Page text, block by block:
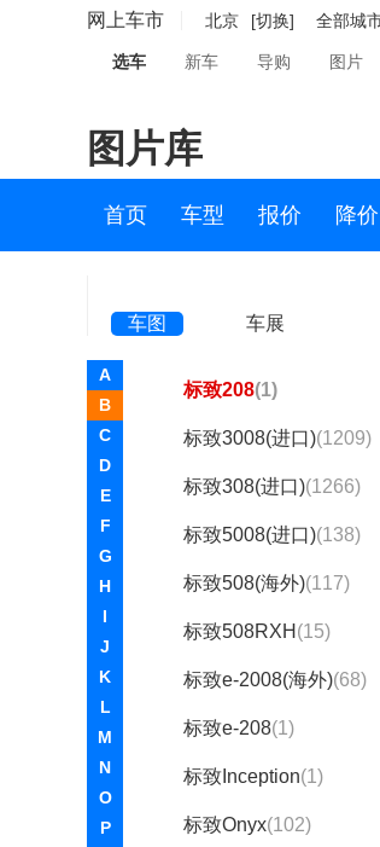
网上车市 北京 [切换] 全部城
选车 新车 导购 图片
图片库
首页 车型 报价 降价
车图 车展
A
B
C
D
E
F
G
H
I
J
K
L
M
N
O
P
标致4008新能源 (停产)
标致e2008
标致208(1)
标致3008(进口)(1209)
标致308(进口)(1266)
标致5008(进口)(138)
标致508(海外)(117)
标致508RXH (15)
标致e-2008(海外)(68)
标致e-208(1)
标致Inception(1)
标致Onyx(102)